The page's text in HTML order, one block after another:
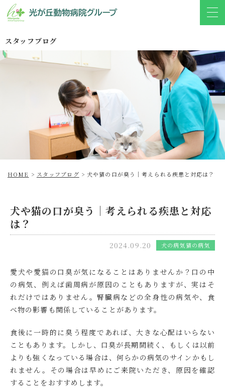
スタッフブログ
HOME > スタッフブログ >犬や猫の口が臭う｜考えられる疾患と対応は？
犬や猫の口が臭う｜考えられる疾患と対応
は？
2024.09.20 犬の病気猫の病気
愛犬や愛猫の口臭が気になることはありませんか？口の中
の病気、例えば歯周病が原因のこともありますが、実はそ
れだけではありません。腎臓病などの全身性の病気や、食
べ物の影響も関係していることがあります。
食後に一時的に臭う程度であれば、大きな心配はいらない
こともあります。しかし、口臭が長期間続く、もしくは以前
よりも強くなっている場合は、何らかの病気のサインかもし
れません。その場合は早めにご来院いただき、原因を確認
することをおすすめします。